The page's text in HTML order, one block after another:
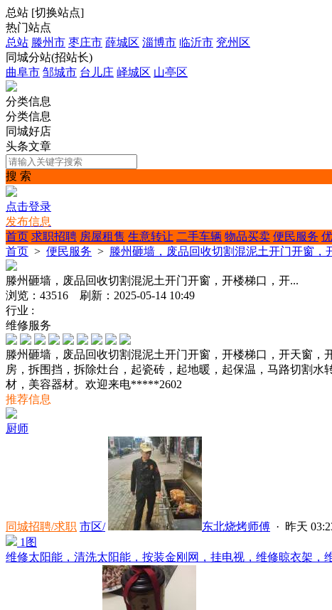
总站 [切换站点]
热门站点
总站 滕州市 枣庄市 薛城区 淄博市 临沂市 兖州区
同城分站(招站长)
曲阜市 邹城市 台儿庄 峄城区 山亭区
分类信息
分类信息
同城好店
头条文章
搜 索
点击登录
发布信息
首页 求职招聘 房屋租售 生意转让 二手车辆 物品买卖 便民服务
首页 > 便民服务 > 滕州砸墙，废品回收切割混泥土开门开窗，
滕州砸墙，废品回收切割混泥土开门开窗，开楼梯口，开...
浏览：43516 刷新：2025-05-14 10:49
行业 :
维修服务
滕州砸墙，废品回收切割混泥土开门开窗，开楼梯口，开天窗
房，拆围挡，拆除灶台，起瓷砖，起地暖，起保温，马路切割
材，美容器材。欢迎来电*****2602
推荐信息
厨师
同城招聘/求职 市区/ 东北烧烤师傅 · 昨天
1图
维修太阳能，清洗太阳能，按装金刚网，挂电视，维修晾衣架，